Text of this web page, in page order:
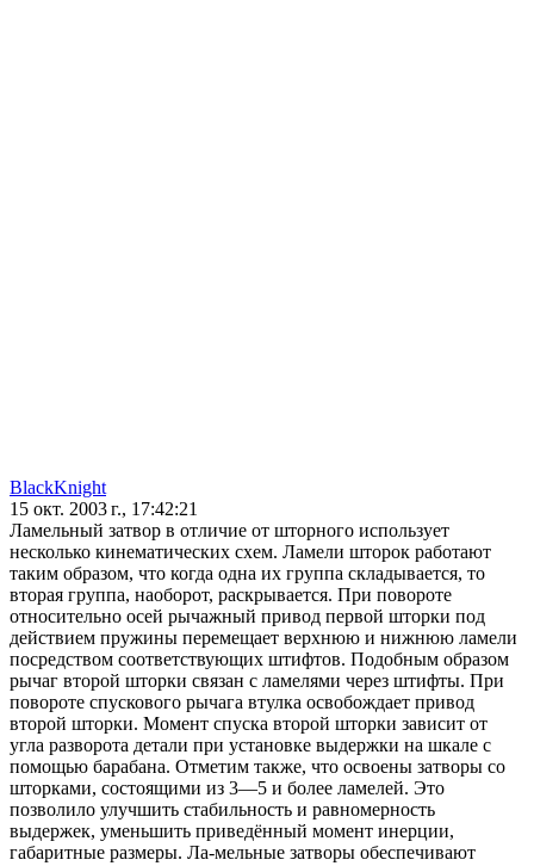
BlackKnight
15 окт. 2003 г., 17:42:21
Ламельный затвор в отличие от шторного использует
несколько кинематических схем. Ламели шторок работают
таким образом, что когда одна их группа складывается, то
вторая группа, наоборот, раскрывается. При повороте
относительно осей рычажный привод первой шторки под
действием пружины перемещает верхнюю и нижнюю ламели
посредством соответствующих штифтов. Подобным образом
рычаг второй шторки связан с ламелями через штифты. При
повороте спускового рычага втулка освобождает привод
второй шторки. Момент спуска второй шторки зависит от
угла разворота детали при установке выдержки на шкале с
помощью барабана. Отметим также, что освоены затворы со
шторками, состоящими из 3—5 и более ламелей. Это
позволило улучшить стабильность и равномерность
выдержек, уменьшить приведённый момент инерции,
габаритные размеры. Ла-мельные затворы обеспечивают